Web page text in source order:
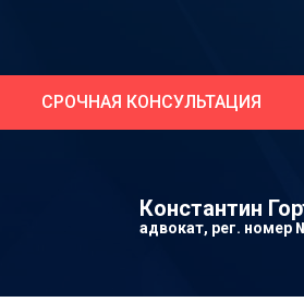
СРОЧНАЯ КОНСУЛЬТАЦИЯ
Константин
адвокат, рег. номер